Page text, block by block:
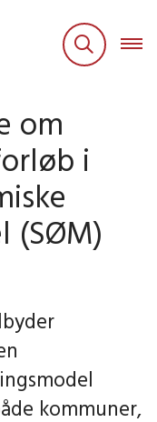
om
i
(SØM)
kommuner,